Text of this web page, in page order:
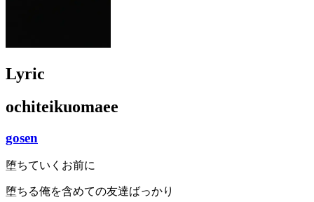
Lyric
ochiteikuomaee
gosen
堕ちていくお前に
堕ちる俺を含めての友達ばっかり